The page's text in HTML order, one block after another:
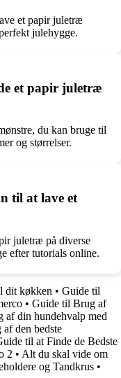
et papir juletræ
julehygge.
et papir juletræ
du kan bruge til
og størrelser.
til at lave et
juletræ på diverse
efter tutorials online.
dit køkken • Guide til
• Guide til Brug af
din hundehvalp med
den bedste
til at Finde de Bedste
2 • Alt du skal vide om
og Tandkrus •